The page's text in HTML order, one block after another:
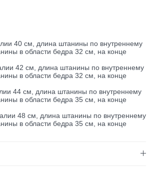
40 см, длина штанины по внутреннему
в области бедра 32 см, на конце
42 см, длина штанины по внутреннему
в области бедра 32 см, на конце
44 см, длина штанины по внутреннему
в области бедра 35 см, на конце
48 см, длина штанины по внутреннему
в области бедра 35 см, на конце